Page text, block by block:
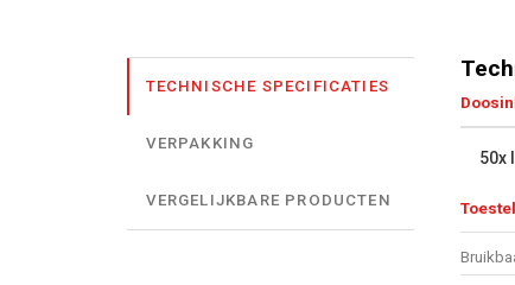
TECHNISCHE SPECIFICATIES
VERPAKKING
VERGELIJKBARE PRODUCTEN
50x
Toestel